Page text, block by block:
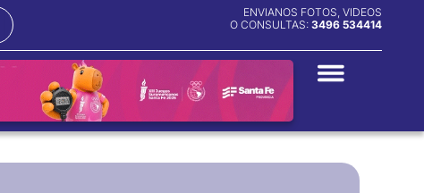
ENVIANOS FOTOS, VIDEOS
O CONSULTAS: 3496 534414